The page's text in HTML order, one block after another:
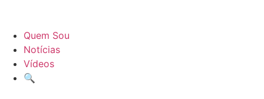
Quem Sou
Notícias
Vídeos
🔍